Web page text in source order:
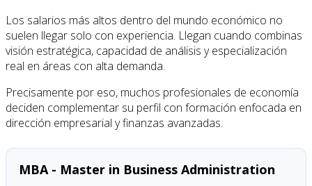
Los salarios más altos dentro del mundo económico no
suelen llegar solo con experiencia. Llegan cuando combinas
visión estratégica, capacidad de análisis y especialización
real en áreas con alta demanda.
Precisamente por eso, muchos profesionales de economía
deciden complementar su perfil con formación enfocada en
dirección empresarial y finanzas avanzadas.
MBA - Master in Business Administration